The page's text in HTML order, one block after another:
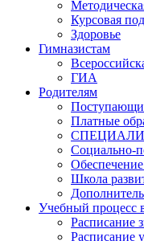
Курсовая
Здоровье
Гимназистам
ГИА
Родителям
Платные
Социально-
Школа
Учебный процесс
Расписание
Расписание